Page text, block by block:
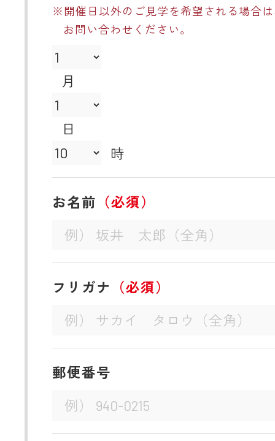
※開催日以外のご見学を希望される場合
お問い合わせください。
月
日
時
お名前 （必須）
フリガナ （必須）
郵便番号